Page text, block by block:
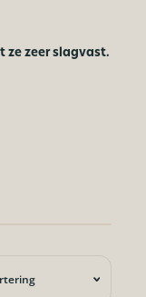
ze zeer slagvast.